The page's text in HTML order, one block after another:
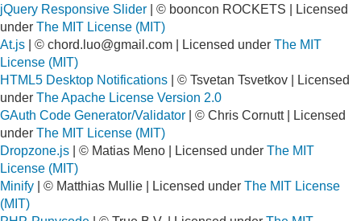
jQuery Responsive Slider | © booncon ROCKETS | Licensed
under The MIT License (MIT)
At.js | © chord.luo@gmail.com | Licensed under The MIT
License (MIT)
HTML5 Desktop Notifications | © Tsvetan Tsvetkov | Licensed
under The Apache License Version 2.0
GAuth Code Generator/Validator | © Chris Cornutt | Licensed
under The MIT License (MIT)
Dropzone.js | © Matias Meno | Licensed under The MIT
License (MIT)
Minify | © Matthias Mullie | Licensed under The MIT License
(MIT)